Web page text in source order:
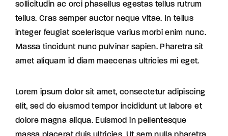
sollicitudin ac orci phasellus egestas tellus rutrum
tellus. Cras semper auctor neque vitae. In tellus
integer feugiat scelerisque varius morbi enim nunc.
Massa tincidunt nunc pulvinar sapien. Pharetra sit
amet aliquam id diam maecenas ultricies mi eget.
Lorem ipsum dolor sit amet, consectetur adipiscing
elit, sed do eiusmod tempor incididunt ut labore et
dolore magna aliqua. Euismod in pellentesque